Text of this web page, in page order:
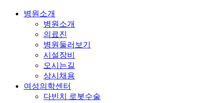
병원소개
병원소개
의료진
병원둘러보기
시설장비
오시는길
상시채용
여성의학센터
다빈치 로봇수술